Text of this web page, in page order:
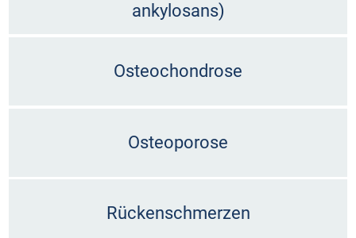
ankylosans)
Osteochondrose
Osteoporose
Rückenschmerzen